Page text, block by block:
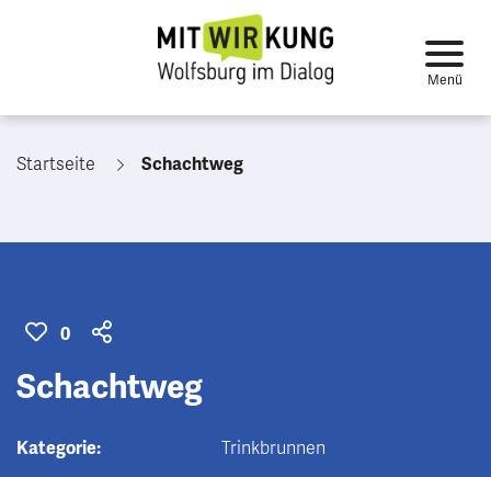
Startseite Schachtweg
0
Schachtweg
Kategorie: Trinkbrunnen